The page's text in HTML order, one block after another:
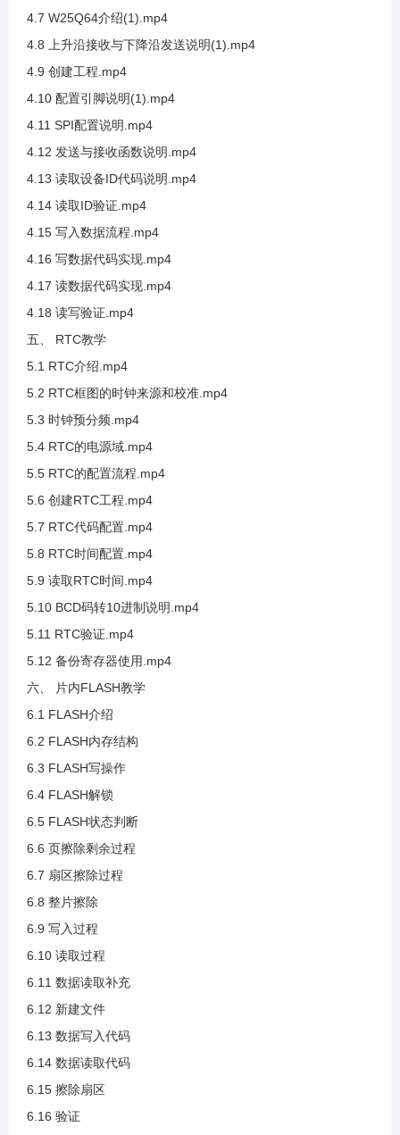
3.22 SHT20带入公式计算
3.23 SHT20接线及测试温度采集
3.24 SHT20测试湿度采集
3.25 SDA框架讲解和PEC校验值讲解
3.26 硬件IIC介绍及SCL框架讲解
3.27 硬件IIC发送流程
3.28 硬件I2C接收之应答位使能
3.30 硬件IIC参数介绍
3.36 硬件IIC无法应答介绍及超时判断的实现
3.37 硬件IIC数据接收与应答
4.2 SPI传输模式(1).mp4
4.7 W25Q64介绍(1).mp4
4.8 上升沿接收与下降沿发送说明(1).mp4
4.9 创建工程.mp4
4.10 配置引脚说明(1).mp4
4.11 SPI配置说明.mp4
4.12 发送与接收函数说明.mp4
4.13 读取设备ID代码说明.mp4
4.14 读取ID验证.mp4
4.15 写入数据流程.mp4
4.16 写数据代码实现.mp4
4.17 读数据代码实现.mp4
4.18 读写验证.mp4
五、 RTC教学
5.1 RTC介绍.mp4
5.2 RTC框图的时钟来源和校准.mp4
5.3 时钟预分频.mp4
5.4 RTC的电源域.mp4
5.5 RTC的配置流程.mp4
5.6 创建RTC工程.mp4
5.7 RTC代码配置.mp4
5.8 RTC时间配置.mp4
5.9 读取RTC时间.mp4
5.10 BCD码转10进制说明.mp4
5.11 RTC验证.mp4
5.12 备份寄存器使用.mp4
六、 片内FLASH教学
6.1 FLASH介绍
6.2 FLASH内存结构
6.3 FLASH写操作
6.4 FLASH解锁
6.5 FLASH状态判断
6.6 页擦除剩余过程
6.7 扇区擦除过程
6.8 整片擦除
6.9 写入过程
6.10 读取过程
6.11 数据读取补充
6.12 新建文件
6.13 数据写入代码
6.14 数据读取代码
6.15 擦除扇区
6.16 验证